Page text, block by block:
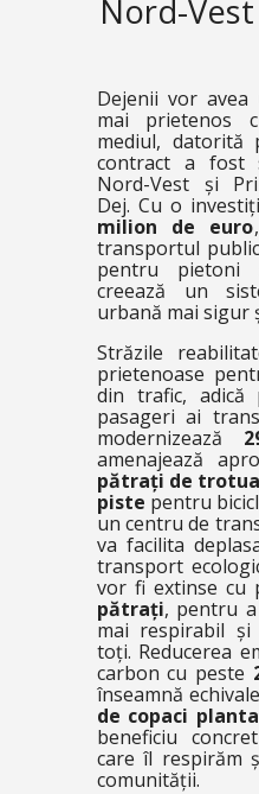
Nord-
Dejenii vor
mai prietenos
mediul, datorită
contract a fost
Nord-Vest și
Dej. Cu o
milion de euro
transportul
pentru
creează un
urbană mai sigur
Străzile
prietenoase
din trafic, adică
pasageri ai
modernizează
amenajează
pătrați de
piste pentru
un centru de
va facilita
transport
vor fi extinse cu
pătrați, pentru
mai respirabil
toți. Reducerea
carbon cu peste
înseamnă
de copaci
beneficiu
care îl respirăm
comunității.